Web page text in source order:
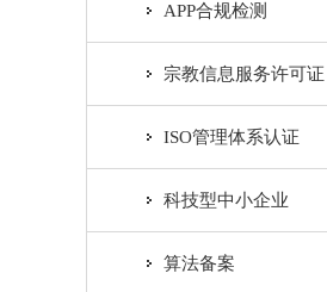
APP合规检测
宗教信息服务许可证
ISO管理体系认证
科技型中小企业
算法备案